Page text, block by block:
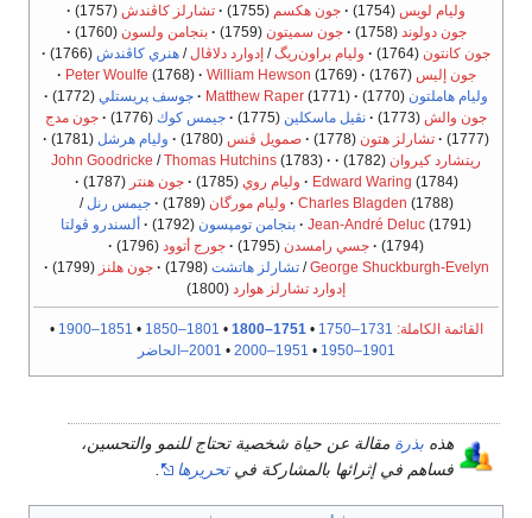
وليام لويس (1754)
· جون هكسم (1755)
· تشارلز كاڤندش (1757)
·
جون دولوند (1758)
· جون سميتون (1759)
· بنجامن ولسون (1760)
·
جون كانتون (1764)
· وليام براون‌ريگ/ إدوارد دلاڤال / هنري كاڤندش (1766)
·
جون إليس (1767)
·
Peter Woulfe (1768) · William Hewson (1769)
·
وليام هاملتون (1770)
·
Matthew Raper (1771)
· جوسف پريستلي (1772)
·
جون والش (1773)
· نڤيل ماسكلين (1775)
· جيمس كوك (1776)
· جون مدج
(1777)
· تشارلز هتون (1778)
· صمويل ڤنس (1780)
· وليام هرشل (1781)
·
ريتشارد كيروان (1782)
·
John Goodricke /Thomas Hutchins (1783) ·
Edward Waring (1784)
· وليام روي (1785)
· جون هنتر (1787)
·
Charles Blagden (1788)
· وليام مورگان (1789)
· جيمس رنل /
Jean-André Deluc (1791)
· بنجامن تومپسون (1792)
· ألسندرو ڤولتا
(1794)
· جسي رامسدن (1795)
· جورج أتوود (1796)
·
George Shuckburgh-Evelyn
/تشارلز هاتشت (1798)
· جون هلنز (1799)
·
إدوارد تشارلز هوارد (1800)
القائمة الكاملة: 1731–1750
•
1751–1800
•
1801–1850
•
1851–1900
•
1901–1950
•
1951–2000
• 2001–الحاضر
هذه بذرة مقالة عن حياة شخصية تحتاج للنمو والتحسين،
فساهم في إثرائها بالمشاركة فيتحريرها